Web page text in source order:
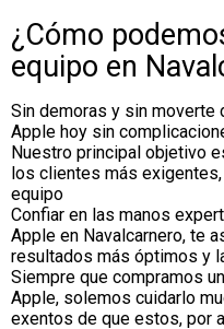
¿Cómo
equipo en
Sin demoras y sin moverte
Apple hoy sin
Nuestro principal objetivo
los clientes más
equipo
Confiar en las manos
Apple en Navalcarnero, te
resultados más óptimos y
Siempre que compramos
Apple, solemos cuidarlo
exentos de que estos, por